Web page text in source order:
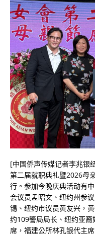
[中国侨声传媒记者李兆银
第二届就职典礼暨2026母
行。参加今晚庆典活动有
会议员孟昭文、纽约州参
锡、纽约市议员黄友兴，
约109警局局长、纽约亚
席，福建公所林孔银代主